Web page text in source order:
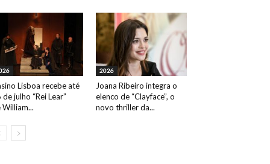
Lisboa recebe até
de julho “Rei Lear”
William...
2026
Joana Ribeiro integra o
elenco de “Clayface”, o
novo thriller da...